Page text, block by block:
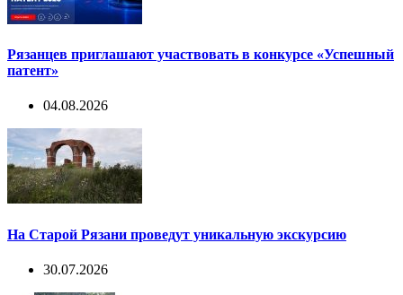
Рязанцев приглашают участвовать в конкурсе «Успешный
патент»
04.08.2026
На Старой Рязани проведут уникальную экскурсию
30.07.2026